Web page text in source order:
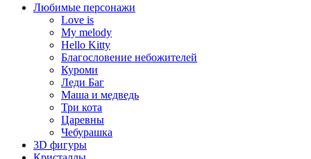
Любимые персонажи
Love is
My melody
Hello Kitty
Благословение небожителей
Куроми
Леди Баг
Маша и медведь
Три кота
Царевны
Чебурашка
3D фигуры